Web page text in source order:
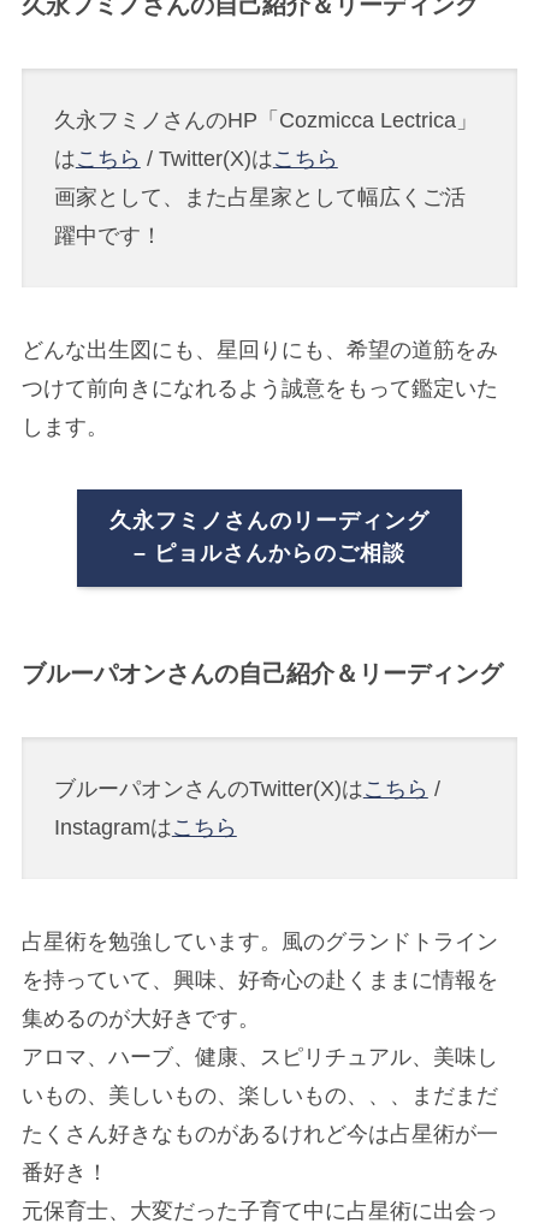
久永フミノさんのHP「Cozmicca Lectrica」
はこちら / Twitter(X)はこちら
画家として、また占星家として幅広くご活
躍中です！
どんな出生図にも、星回りにも、希望の道筋をみ
つけて前向きになれるよう誠意をもって鑑定いた
します。
久永フミノさんのリーディング
– ピョルさんからのご相談
ブルーパオンさんの自己紹介＆リーディング
ブルーパオンさんのTwitter(X)はこちら /
Instagramはこちら
占星術を勉強しています。風のグランドトライン
を持っていて、興味、好奇心の赴くままに情報を
集めるのが大好きです。
アロマ、ハーブ、健康、スピリチュアル、美味し
いもの、美しいもの、楽しいもの、、、まだまだ
たくさん好きなものがあるけれど今は占星術が一
番好き！
元保育士、大変だった子育て中に占星術に出会っ